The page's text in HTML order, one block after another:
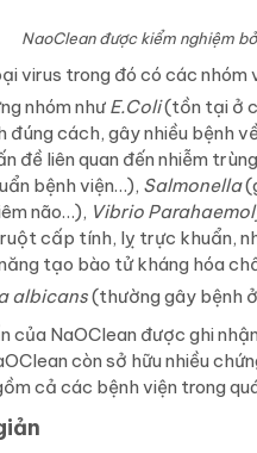
NaoClean được kiểm nghiệm
virus trong đó có các nhóm
nhóm như E.Coli(tồn tại ở
đúng cách, gây nhiều bệnh
đề liên quan đến nhiễm
bệnh viện…), Salmonella
não…), Vibrio
cấp tính, lỵ trực khuẩn,
tạo bào tử kháng hóa
albicans(thường gây bệnh
của NaOClean được ghi
còn sở hữu nhiều
cả các bệnh viện trong